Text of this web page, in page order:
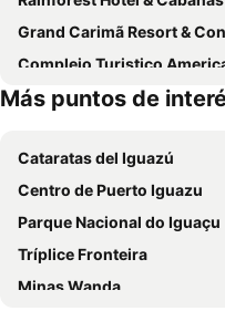
Grand Carimã Resort & Convention Center
Complejo Turistico
Canzi Cataratas Hotel
Hotel das Cataratas, A Belmond Hotel, Iguassu Falls
Viale Cataratas Hotel
La Aldea de la Selva Lodge
Marcopolo Suites Iguazu
Iguazu Jungle Lodge
Más puntos de
Cataratas del Iguazú
Centro de Puerto Iguazu
Parque Nacional do Iguaçu
Tríplice Fronteira
Minas Wanda